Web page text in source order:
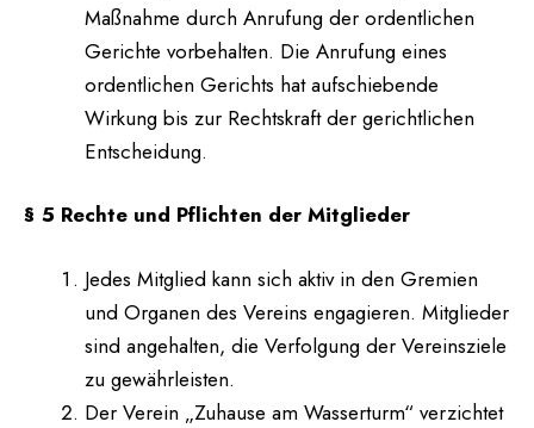
Maßnahme durch Anrufung der ordentlichen
Gerichte vorbehalten. Die Anrufung eines
ordentlichen Gerichts hat aufschiebende
Wirkung bis zur Rechtskraft der gerichtlichen
Entscheidung.
§ 5 Rechte und Pflichten der Mitglieder
Jedes Mitglied kann sich aktiv in den Gremien
und Organen des Vereins engagieren. Mitglieder
sind angehalten, die Verfolgung der Vereinsziele
zu gewährleisten.
Der Verein „Zuhause am Wasserturm“ verzichtet